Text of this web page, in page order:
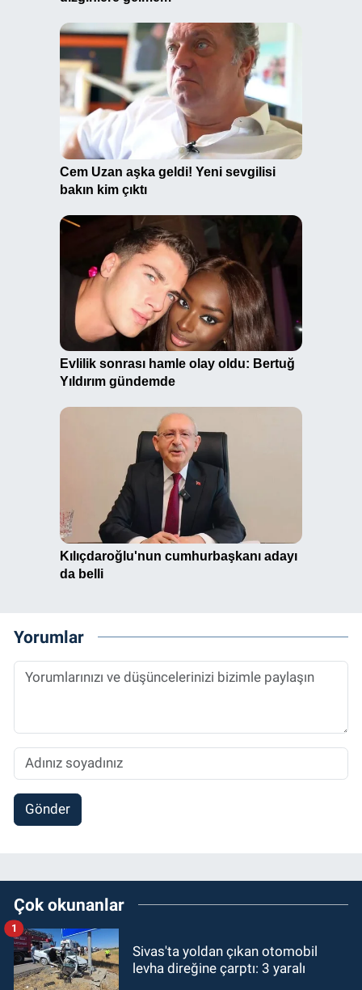
Yorumlar
Gönder
Çok okunanlar
Sivas'ta yoldan çıkan otomobil
levha direğine çarptı: 3 yaralı
1